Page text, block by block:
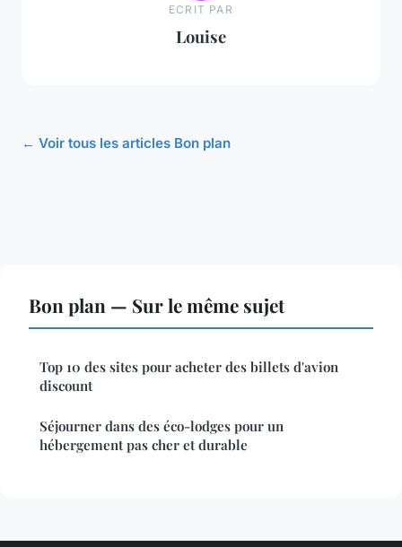
ECRIT PAR
Louise
← Voir tous les articles Bon plan
Bon plan — Sur le même sujet
Top 10 des sites pour acheter des billets d'avion
discount
Séjourner dans des éco-lodges pour un
hébergement pas cher et durable